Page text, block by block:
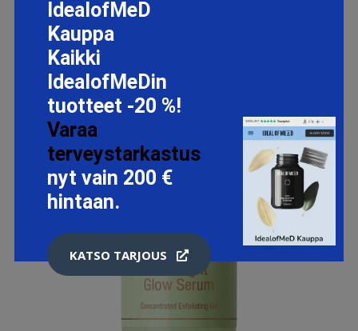
IdealofMeD
Kauppa
Kaikki
IdealofMeDin
tuotteet -20 %!
Varaa
terveystarkastus
nyt vain 200 €
hintaan.
KATSO TARJOUS